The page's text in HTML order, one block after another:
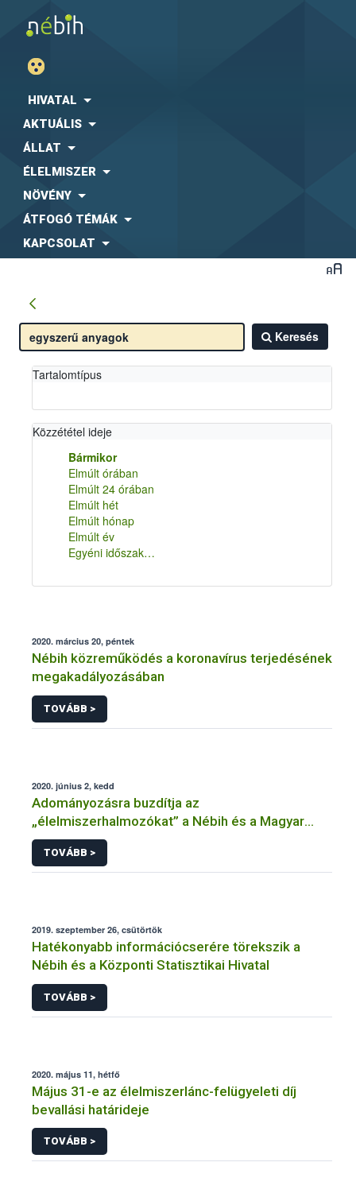
HIVATAL
AKTUÁLIS
ÁLLAT
ÉLELMISZER
NÖVÉNY
ÁTFOGÓ TÉMÁK
KAPCSOLAT
Keresés
Tartalomtípus
Közzététel ideje
Bármikor
Elmúlt órában
Elmúlt 24 órában
Elmúlt hét
Elmúlt hónap
Elmúlt év
Egyéni időszak…
2020. március 20, péntek
Nébih közreműködés a koronavírus terjedésének
megakadályozásában
TOVÁBB >
2020. június 2, kedd
Adományozásra buzdítja az
„élelmiszerhalmozókat” a Nébih és a Magyar
Élelmiszerbank Egyesület
TOVÁBB >
2019. szeptember 26, csütörtök
Hatékonyabb információcserére törekszik a
Nébih és a Központi Statisztikai Hivatal
TOVÁBB >
2020. május 11, hétfő
Május 31-e az élelmiszerlánc-felügyeleti díj
bevallási határideje
TOVÁBB >